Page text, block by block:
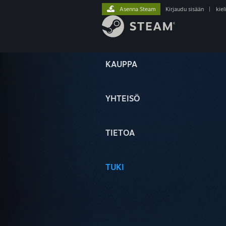
KAUPPA
YHTEISÖ
TIETOA
TUKI
Asenna Steam Kirjaudu sisään kieli